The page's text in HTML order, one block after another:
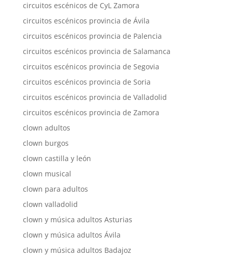
circuitos escénicos de CyL Zamora
circuitos escénicos provincia de Ávila
circuitos escénicos provincia de Palencia
circuitos escénicos provincia de Salamanca
circuitos escénicos provincia de Segovia
circuitos escénicos provincia de Soria
circuitos escénicos provincia de Valladolid
circuitos escénicos provincia de Zamora
clown adultos
clown burgos
clown castilla y león
clown musical
clown para adultos
clown valladolid
clown y música adultos Asturias
clown y música adultos Ávila
clown y música adultos Badajoz